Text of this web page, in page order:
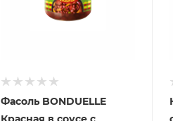
Фасоль BONDUELLE